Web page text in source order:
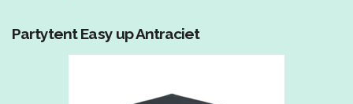
PartytentEasy up Antraciet